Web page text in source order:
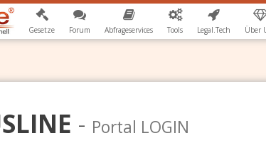
Gesetze Forum Abfrageservices Tools Legal.Tech Über
- Portal LOGIN